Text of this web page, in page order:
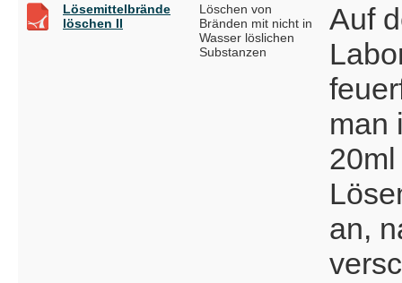
Lösemittelbrände
löschen II
Löschen von
Bränden mit nicht in
Wasser löslichen
Substanzen
Auf
man
an,